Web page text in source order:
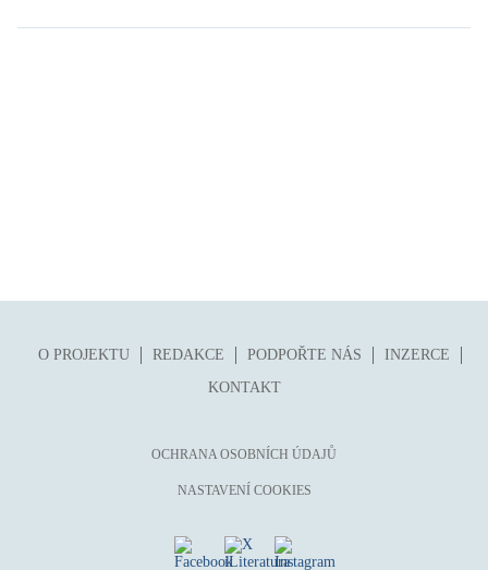
O PROJEKTU REDAKCE PODPOŘTE NÁS
INZERCE
KONTAKT
OCHRANA OSOBNÍCH ÚDAJŮ
NASTAVENÍ COOKIES